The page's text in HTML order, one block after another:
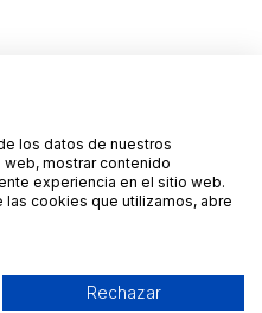
los datos de nuestros
mostrar contenido
experiencia en el sitio web.
cookies que utilizamos, abre
Rechazar